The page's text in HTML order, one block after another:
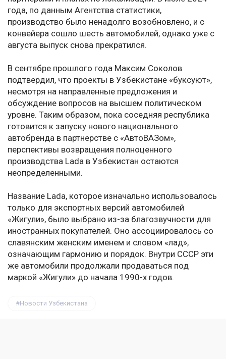
года, по данным Агентства статистики,
производство было ненадолго возобновлено, и с
конвейера сошло шесть автомобилей, однако уже с
августа выпуск снова прекратился.
В сентябре прошлого года Максим Соколов
подтвердил, что проекты в Узбекистане «буксуют»,
несмотря на направленные предложения и
обсуждение вопросов на высшем политическом
уровне. Таким образом, пока соседняя республика
готовится к запуску нового национального
автобренда в партнерстве с «АвтоВАЗом»,
перспективы возвращения полноценного
производства Lada в Узбекистан остаются
неопределенными.
Название Lada, которое изначально использовалось
только для экспортных версий автомобилей
«Жигули», было выбрано из-за благозвучности для
иностранных покупателей. Оно ассоциировалось со
славянским женским именем и словом «лад»,
означающим гармонию и порядок. Внутри СССР эти
же автомобили продолжали продаваться под
маркой «Жигули» до начала 1990-х годов.
Новости Узбекистана